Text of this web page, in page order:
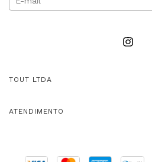
TOUT LTDA
ATENDIMENTO